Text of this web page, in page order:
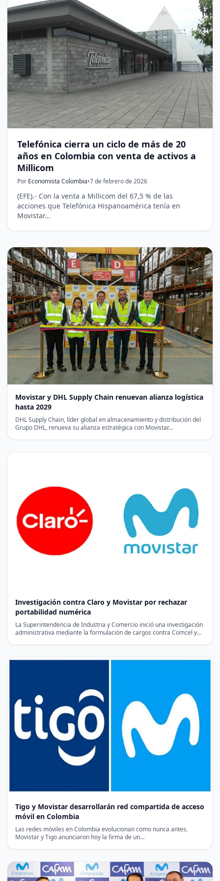
Telefónica cierra un ciclo de más de 20
años en Colombia con venta de activos a
Millicom
Por Economista Colombia•7 de febrero de 2026
(EFE).- Con la venta a Millicom del 67,5 % de las
acciones que Telefónica Hispanoamérica tenía en
Movistar…
Movistar y DHL Supply Chain renuevan alianza logística
hasta 2029
DHL Supply Chain, líder global en almacenamiento y distribución del
Grupo DHL, renueva su alianza estratégica con Movistar…
Investigación contra Claro y Movistar por rechazar
portabilidad numérica
La Superintendencia de Industria y Comercio inició una investigación
administrativa mediante la formulación de cargos contra Comcel y…
Tigo y Movistar desarrollarán red compartida de acceso
móvil en Colombia
Las redes móviles en Colombia evolucionan como nunca antes.
Movistar y Tigo anunciaron hoy la firma de un…